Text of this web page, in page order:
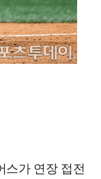
스가 연장 접전